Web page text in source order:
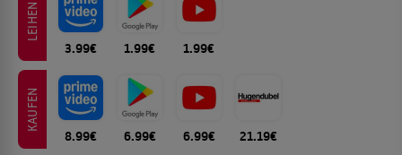
LEIHEN
3.99€ 1.99€ 1.99€
KAUFEN
8.99€ 6.99€ 6.99€ 21.19€